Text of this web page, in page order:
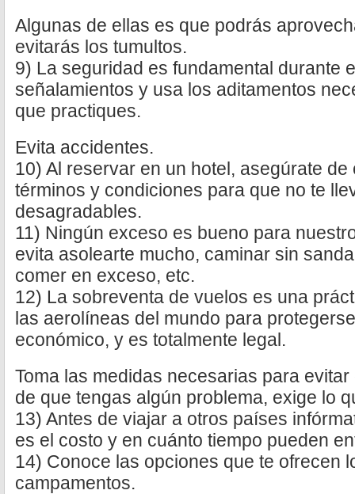
Algunas de ellas es que podrás
evitarás los tumultos.
9) La seguridad es fundamental durante
señalamientos y usa los aditamentos
que practiques.
Evita accidentes.
10) Al reservar en un hotel, asegúrate
términos y condiciones para que no te
desagradables.
11) Ningún exceso es bueno para
evita asolearte mucho, caminar sin
comer en exceso, etc.
12) La sobreventa de vuelos es una
las aerolíneas del mundo para
económico, y es totalmente legal.
Toma las medidas necesarias para
de que tengas algún problema, exige lo
13) Antes de viajar a otros países
es el costo y en cuánto tiempo pueden
14) Conoce las opciones que te ofrecen
campamentos.